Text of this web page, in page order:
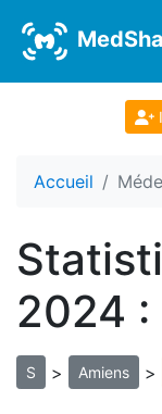
Accueil
2024 :
S > Amiens >